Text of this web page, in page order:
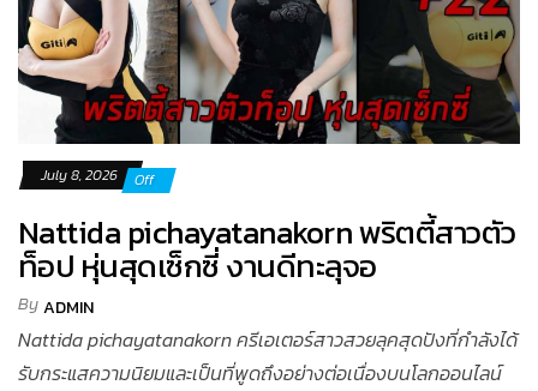
July 8, 2026 Off
Nattida pichayatanakorn พริตตี้สาวตัว
ท็อป หุ่นสุดเซ็กซี่ งานดีทะลุจอ
ByADMIN
Nattida pichayatanakorn ครีเอเตอร์สาวสวยลุคสุดปังที่กำลังได้
รับกระแสความนิยมและเป็นที่พูดถึงอย่างต่อเนื่องบนโลกออนไลน์